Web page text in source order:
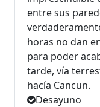
entre sus
horas no dan
para poder
tarde, vía
hacía Cancun.
Desayuno